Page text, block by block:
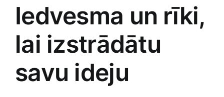
Iedvesma un rīki,
‍lai izstrādātu
savu ideju